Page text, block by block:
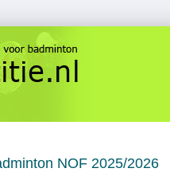
NOF 2025/2026